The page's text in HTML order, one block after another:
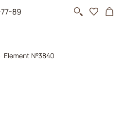
89
Element №3840